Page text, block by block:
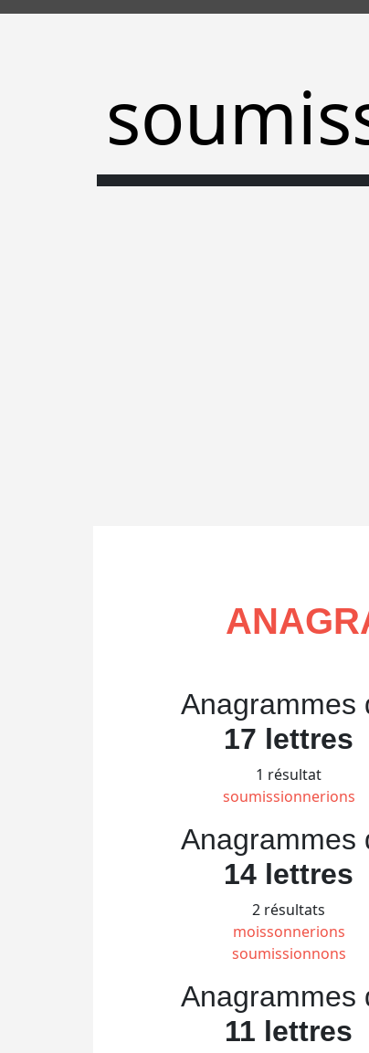
Anagrammes
17 lettres
1 résultat
soumissionnerions
Anagrammes
14 lettres
2 résultats
moissonnerions
soumissionnons
Anagrammes
11 lettres